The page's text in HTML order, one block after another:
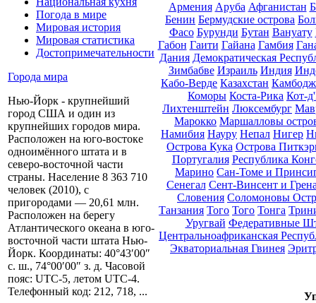
Погода в мире
Мировая история
Мировая статистика
Достопримечательности
Города мира
Нью-Йорк - крупнейший
город США и один из
крупнейших городов мира.
Расположен на юго-востоке
одноимённого штата и в
северо-восточной части
страны. Население 8 363 710
человек (2010), с
пригородами — 20,61 млн.
Расположен на берегу
Атлантического океана в юго-
восточной части штата Нью-
Йорк. Координаты: 40°43′00″
с. ш., 74°00′00″ з. д. Часовой
пояс: UTC-5, летом UTC-4.
Телефонный код: 212, 718, ...
Армения Аруба Афганистан
Бенин Бермудские острова
Фасо Бурунди Бутан Вануату
Габон Гаити Гайана Гамбия
Дания Демократическая
Зимбабве Израиль Индия
Кабо-Верде Казахстан
Коморы Коста-Рика Кот-
Лихтенштейн Люксембург
Марокко Маршалловы
Намибия Науру Непал Нигер
Острова Кука Острова
Португалия Республика
Марино Сан-Томе и
Сенегал Сент-Винсент и
Словения Соломоновы
Танзания Того Того Тонга
Уругвай Федеративные
Центральноафриканская
Экваториальная Гвинея